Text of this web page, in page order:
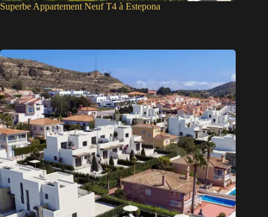
Superbe Appartement Neuf T4 à Estepona